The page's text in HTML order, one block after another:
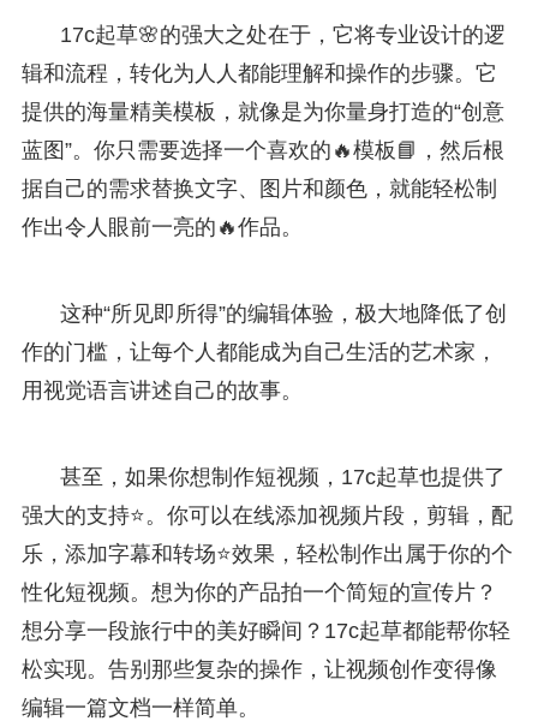
17c起草🌸的强大之处在于，它将专业设计的逻
辑和流程，转化为人人都能理解和操作的步骤。它
提供的海量精美模板，就像是为你量身打造的“创意
蓝图”。你只需要选择一个喜欢的🔥模板📘，然后根
据自己的需求替换文字、图片和颜色，就能轻松制
作出令人眼前一亮的🔥作品。
这种“所见即所得”的编辑体验，极大地降低了创
作的门槛，让每个人都能成为自己生活的艺术家，
用视觉语言讲述自己的故事。
甚至，如果你想制作短视频，17c起草也提供了
强大的支持⭐。你可以在线添加视频片段，剪辑，配
乐，添加字幕和转场⭐效果，轻松制作出属于你的个
性化短视频。想为你的产品拍一个简短的宣传片？
想分享一段旅行中的美好瞬间？17c起草都能帮你轻
松实现。告别那些复杂的操作，让视频创作变得像
编辑一篇文档一样简单。